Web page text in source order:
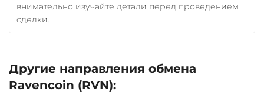
внимательно изучайте детали перед проведением
сделки.
Другие направления обмена
Ravencoin (RVN):